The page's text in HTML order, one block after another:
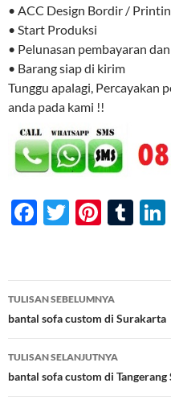
• ACC Design Bordir /
• Start Produksi
• Pelunasan pembayaran
• Barang siap di kirim
Tunggu apalagi, Percayakan
anda pada kami !!
F
b
o
o
k
T
er
Pi
es
t
T
bl
r
Navigasi
Tulisan
TULISAN SEBELUMNYA
bantal sofa custom di Surakarta
TULISAN SELANJUTNYA
bantal sofa custom di Tangerang